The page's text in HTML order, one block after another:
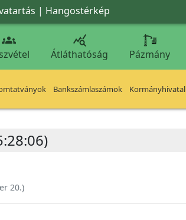
| Hangostérkép
 
Átláthatóság Pázmány
Bankszámlaszámok Kormányhivatal
20.)